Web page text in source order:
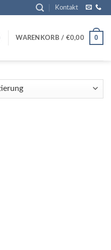
Kontakt
WARENKORB / €0,00 0